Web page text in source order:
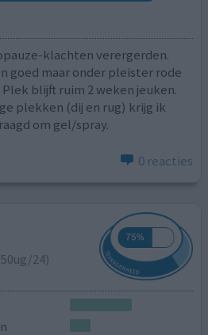
klachten verergerden.
goed maar onder pleister rode
blijft ruim 2 weken jeuken.
plekken (dij en rug) krijg ik
om gel/spray.
0 reacties
24)